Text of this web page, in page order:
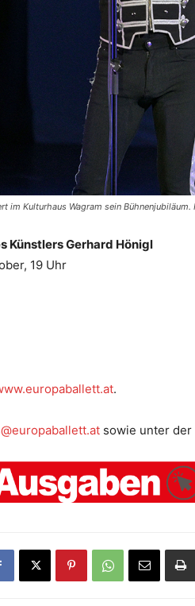
im Kulturhaus Wagram sein
Künstlers Gerhard Hönigl
19 Uhr
.
sowie unter